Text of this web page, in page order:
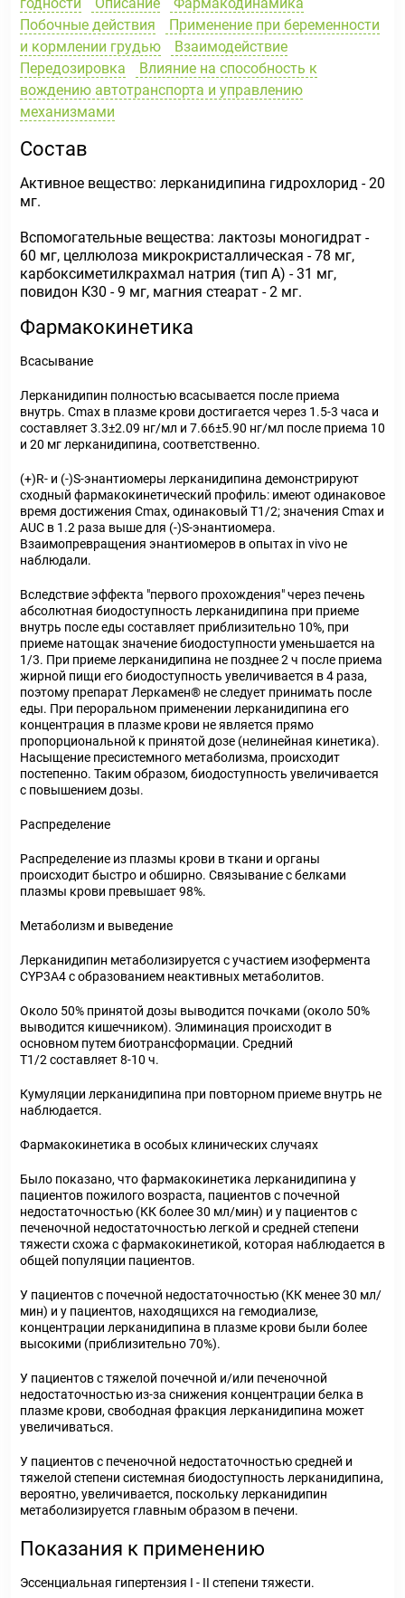
Побочные действия
Применение при беременности
и кормлении грудью
Взаимодействие
Передозировка
Влияние на способность к
вождению автотранспорта и управлению
механизмами
Состав
Активное вещество: лерканидипина гидрохлорид - 20
мг.
Вспомогательные вещества: лактозы моногидрат -
60 мг, целлюлоза микрокристаллическая - 78 мг,
карбоксиметилкрахмал натрия (тип А) - 31 мг,
повидон К30 - 9 мг, магния стеарат - 2 мг.
Фармакокинетика
Всасывание
Лерканидипин полностью всасывается после приема
внутрь. Cmax в плазме крови достигается через 1.5-3 часа и
составляет 3.3±2.09 нг/мл и 7.66±5.90 нг/мл после приема 10
и 20 мг лерканидипина, соответственно.
(+)R- и (-)S-энантиомеры лерканидипина демонстрируют
сходный фармакокинетический профиль: имеют одинаковое
время достижения Cmax, одинаковый T1/2; значения Cmax и
АUC в 1.2 раза выше для (-)S-энантиомера.
Взаимопревращения энантиомеров в опытах in vivo не
наблюдали.
Вследствие эффекта "первого прохождения" через печень
абсолютная биодоступность лерканидипина при приеме
внутрь после еды составляет приблизительно 10%, при
приеме натощак значение биодоступности уменьшается на
1/3. При приеме лерканидипина не позднее 2 ч после приема
жирной пищи его биодоступность увеличивается в 4 раза,
поэтому препарат Леркамен® не следует принимать после
еды. При пероральном применении лерканидипина его
концентрация в плазме крови не является прямо
пропорциональной к принятой дозе (нелинейная кинетика).
Насыщение пресистемного метаболизма, происходит
постепенно. Таким образом, биодоступность увеличивается
с повышением дозы.
Распределение
Распределение из плазмы крови в ткани и органы
происходит быстро и обширно. Связывание с белками
плазмы крови превышает 98%.
Метаболизм и выведение
Лерканидипин метаболизируется с участием изофермента
CYP3A4 с образованием неактивных метаболитов.
Около 50% принятой дозы выводится почками (около 50%
выводится кишечником). Элиминация происходит в
основном путем биотрансформации. Средний
T1/2 составляет 8-10 ч.
Кумуляции лерканидипина при повторном приеме внутрь не
наблюдается.
Фармакокинетика в особых клинических случаях
Было показано, что фармакокинетика лерканидипина у
пациентов пожилого возраста, пациентов с почечной
недостаточностью (КК более 30 мл/мин) и у пациентов с
печеночной недостаточностью легкой и средней степени
тяжести схожа с фармакокинетикой, которая наблюдается в
общей популяции пациентов.
У пациентов с почечной недостаточностью (КК менее 30 мл/
мин) и у пациентов, находящихся на гемодиализе,
концентрации лерканидипина в плазме крови были более
высокими (приблизительно 70%).
У пациентов с тяжелой почечной и/или печеночной
недостаточностью из-за снижения концентрации белка в
плазме крови, свободная фракция лерканидипина может
увеличиваться.
У пациентов с печеночной недостаточностью средней и
тяжелой степени системная биодоступность лерканидипина,
вероятно, увеличивается, поскольку лерканидипин
метаболизируется главным образом в печени.
Показания к применению
Эссенциальная гипертензия I - II степени тяжести.